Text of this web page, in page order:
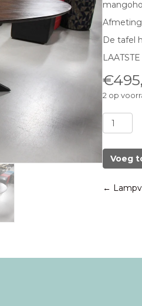
De tafel
€
2 op
Eettafel
220x110
aantal
Voeg
←